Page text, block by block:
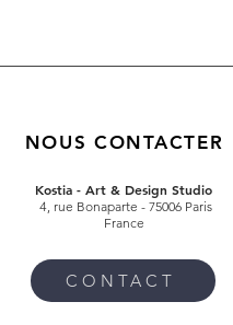
NOUS CONTACTER
Kostia - Art & Design Studio
4, rue Bonaparte - 75006 Paris
France
CONTACT